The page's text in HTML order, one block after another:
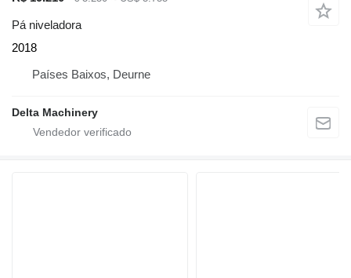
Pá niveladora
2018
Países Baixos, Deurne
Delta Machinery